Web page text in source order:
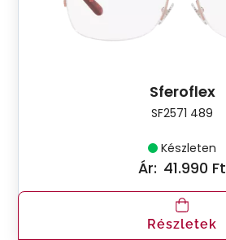
Sferoflex
SF2571 489
Készleten
Ár: 41.990 Ft
Részletek